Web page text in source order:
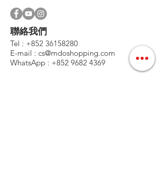
聯絡我們
Tel : +852 36158280
E-mail : cs@mdoshopping.com
WhatsApp : +852 9682 4369